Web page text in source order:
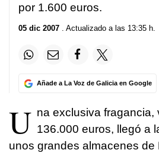
por 1.600 euros.
05 dic 2007 . Actualizado a las 13:35 h.
Añade a La Voz de Galicia en Google
U na exclusiva fragancia,
136.000 euros, llegó a
unos grandes almacenes de